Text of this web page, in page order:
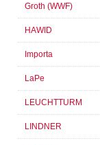
Groth (WWF)
HAWID
Importa
LaPe
LEUCHTTURM
LINDNER